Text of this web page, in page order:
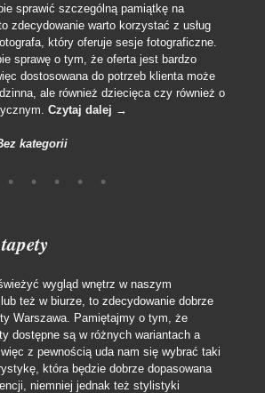
sprawić szczególną pamiątkę na
zdecydowanie warto korzystać z usług
który oferuje sesje fotograficzne.
sprawę o tym, że oferta jest bardzo
dostosowana do potrzeb klienta może
ale również dziecięca czy również o
Czytaj dalej →
kategorii
wygląd wnętrz w naszym
też w biurze, to zdecydowanie dobrze
Warszawa. Pamiętajmy o tym, że
dostępne są w różnych wariantach a
z pewnością uda nam się wybrać taki
która będzie dobrze dopasowana
niemniej jednak też stylistyki